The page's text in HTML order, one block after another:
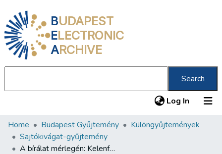
BUDAPEST
ELECTRONIC
ARCHIVE
Search
Log In (current)
Communities & Collections
All of DSpace
Home Budapest Gyűjtemény
Különgyűjtemények
Sajtókivágat-gyűjtemény
A bírálat mérlegén: Kelenföld